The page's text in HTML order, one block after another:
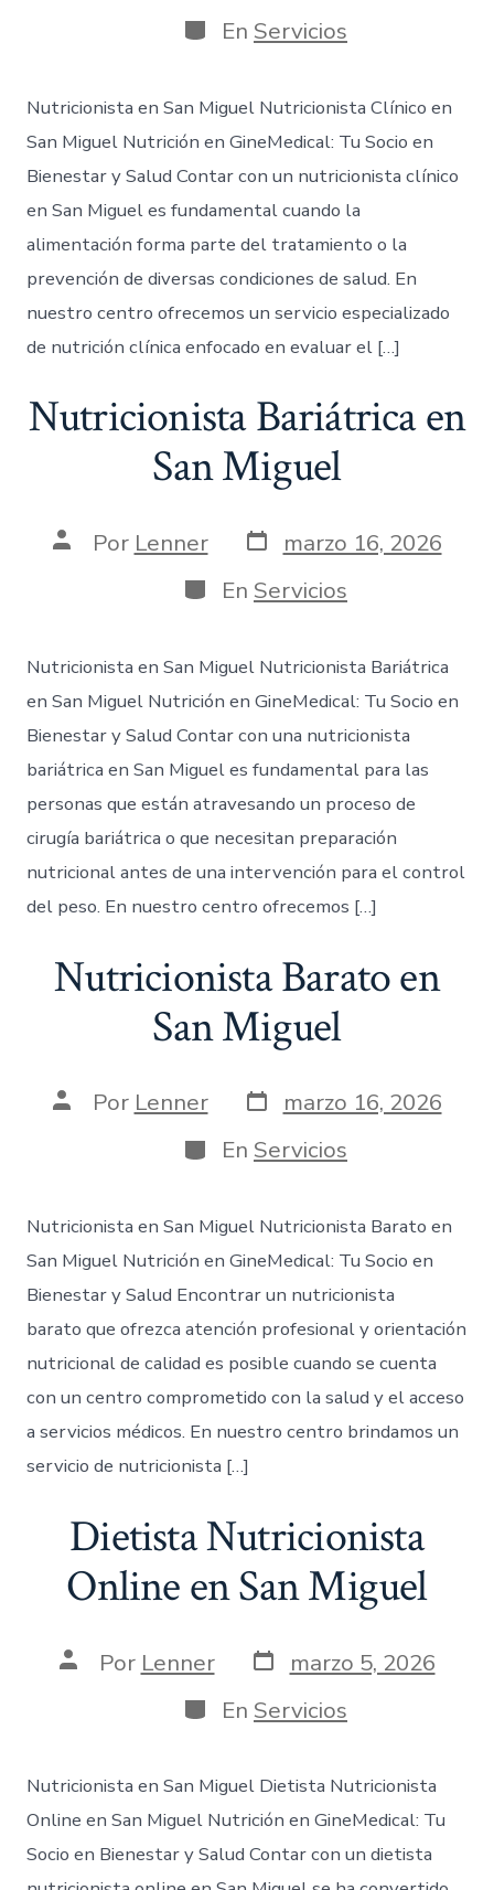
En Servicios
Nutricionista en San Miguel Nutricionista Clínico en
San Miguel Nutrición en GineMedical: Tu Socio en
Bienestar y Salud Contar con un nutricionista clínico
en San Miguel es fundamental cuando la
alimentación forma parte del tratamiento o la
prevención de diversas condiciones de salud. En
nuestro centro ofrecemos un servicio especializado
de nutrición clínica enfocado en evaluar el […]
Nutricionista Bariátrica en
San Miguel
Por Lenner
marzo 16, 2026
En Servicios
Nutricionista en San Miguel Nutricionista Bariátrica
en San Miguel Nutrición en GineMedical: Tu Socio en
Bienestar y Salud Contar con una nutricionista
bariátrica en San Miguel es fundamental para las
personas que están atravesando un proceso de
cirugía bariátrica o que necesitan preparación
nutricional antes de una intervención para el control
del peso. En nuestro centro ofrecemos […]
Nutricionista Barato en
San Miguel
Por Lenner
marzo 16, 2026
En Servicios
Nutricionista en San Miguel Nutricionista Barato en
San Miguel Nutrición en GineMedical: Tu Socio en
Bienestar y Salud Encontrar un nutricionista
barato que ofrezca atención profesional y orientación
nutricional de calidad es posible cuando se cuenta
con un centro comprometido con la salud y el acceso
a servicios médicos. En nuestro centro brindamos un
servicio de nutricionista […]
Dietista Nutricionista
Online en San Miguel
Por Lenner
marzo 5, 2026
En Servicios
Nutricionista en San Miguel Dietista Nutricionista
Online en San Miguel Nutrición en GineMedical: Tu
Socio en Bienestar y Salud Contar con un dietista